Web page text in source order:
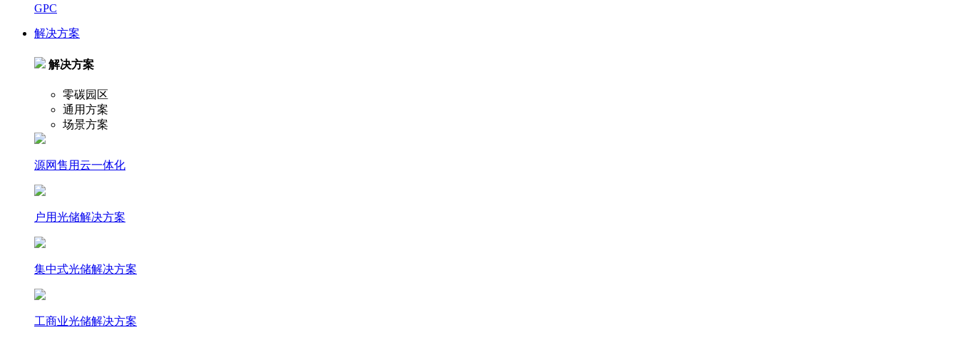
GPC
解决方案
解决方案
零碳园区
通用方案
场景方案
源网售用云一体化
户⽤光储解决⽅案
集中式光储解决⽅案
⼯商业光储解决⽅案